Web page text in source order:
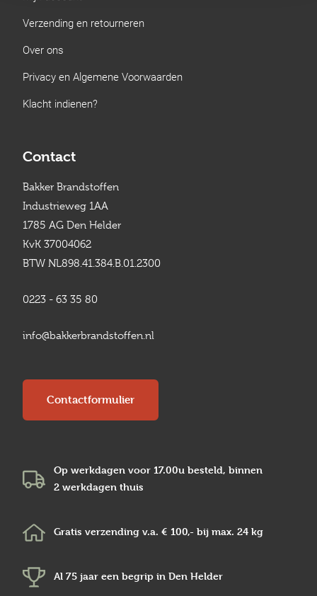
Verzending en retourneren
Over ons
Privacy en Algemene Voorwaarden
Klacht indienen?
Contact
Bakker Brandstoffen
Industrieweg 1AA
1785 AG Den Helder
KvK 37004062
BTW NL898.41.384.B.01.2300
0223 - 63 35 80
info@bakkerbrandstoffen.nl
Contactformulier
Op werkdagen voor 17.00u besteld, binnen
2 werkdagen thuis
Gratis verzending v.a. € 100,- bij max. 24 kg
Al 75 jaar een begrip in Den Helder